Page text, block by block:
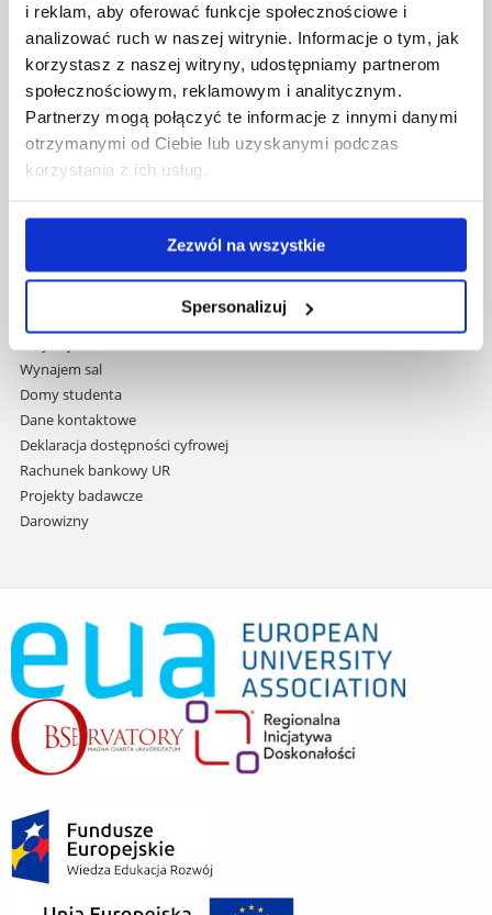
i reklam, aby oferować funkcje społecznościowe i
analizować ruch w naszej witrynie. Informacje o tym, jak
korzystasz z naszej witryny, udostępniamy partnerom
społecznościowym, reklamowym i analitycznym.
Partnerzy mogą połączyć te informacje z innymi danymi
otrzymanymi od Ciebie lub uzyskanymi podczas
korzystania z ich usług.
Zezwól na wszystkie
Spersonalizuj
Al. Tadeusza Rejtana 16C
35-959 Rzeszów
Pomiń
nawigację
przejdź
Polityka prywatności
Mapa serwisu
Biblioteka
Wydawnictwo
Studia podyplomowe
Zamówienia publiczne
Projekty współfinansowane przez UE
Wynajem sal
Domy studenta
Dane kontaktowe
Deklaracja dostępności cyfrowej
Rachunek bankowy UR
Projekty badawcze
Darowizny